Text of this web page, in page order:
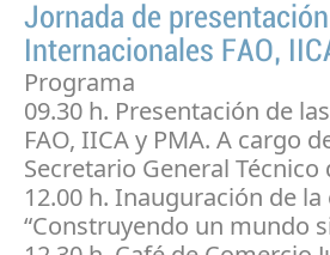
Jornada de
Internacionales FAO,
Programa
09.30 h. Presentación de
FAO, IICA y PMA. A cargo
Secretario General
12.00 h. Inauguración de
“Construyendo un mundo